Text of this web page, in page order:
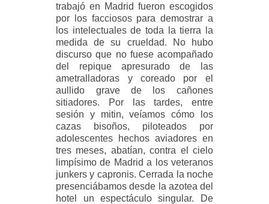
trabajó en Madrid fueron escogidos
por los facciosos para demostrar a
los intelectuales de toda la tierra la
medida de su crueldad. No hubo
discurso que no fuese acompañado
del repique apresurado de las
ametralladoras y coreado por el
aullido grave de los cañones
sitiadores. Por las tardes, entre
sesión y mitin, veíamos cómo los
cazas bisoños, piloteados por
adolescentes hechos aviadores en
tres meses, abatían, contra el cielo
limpísimo de Madrid a los veteranos
junkers y capronis. Cerrada la noche
presenciábamos desde la azotea del
hotel un espectáculo singular. De